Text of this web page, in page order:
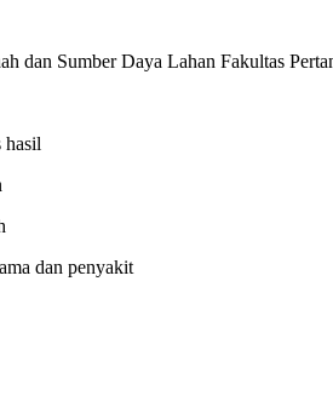
dan Sumber Daya Lahan Fakultas
hasil
dan penyakit